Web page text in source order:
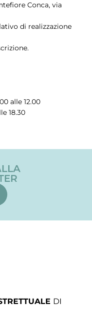
Conca, via
di realizzazione
alle 12.00
18.30
DI